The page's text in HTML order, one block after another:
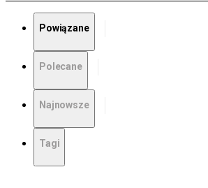
Powiązane
Polecane
Najnowsze
Tagi